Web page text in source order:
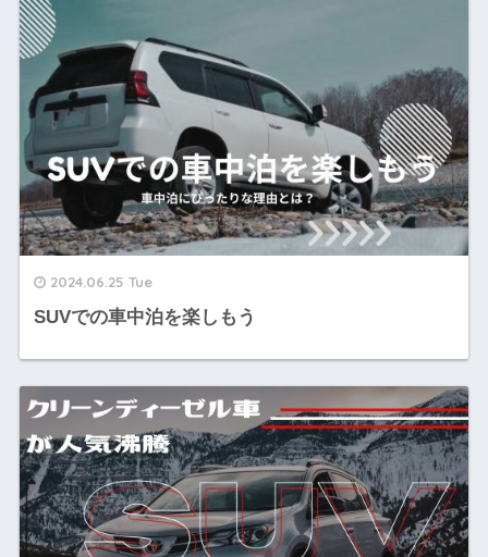
2024.06.25 Tue
SUVでの車中泊を楽しもう